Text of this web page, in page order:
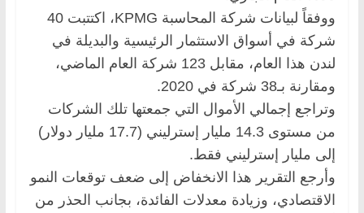
ووفقاً لبيانات شركة المحاسبة KPMG، اكتتبت 40
شركة في أسواق الاستثمار الرئيسية والبديلة في
لندن هذا العام، مقابل 123 شركة العام الماضي،
ومقارنة بـ38 شركة في 2020.
وتراجع إجمالي الأموال التي جمعتها تلك الشركات
من مستوى 14.3 مليار إسترليني (17.7 مليار دولار)
إلى مليار إسترليني فقط.
وأرجع التقرير هذا الانخفاض إلى ضعف توقعات النمو
الاقتصادي، وزيادة معدلات الفائدة، بجانب الحذر من